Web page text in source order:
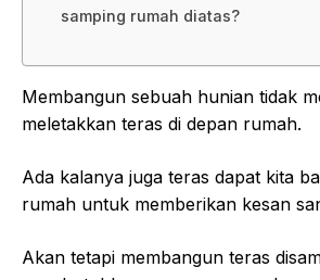
samping rumah diatas?
Membangun sebuah hunian tidak
meletakkan teras di depan rumah.
Ada kalanya juga teras dapat kita
rumah untuk memberikan kesan
Akan tetapi membangun teras